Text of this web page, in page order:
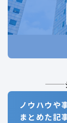
ノウハウや
まとめた記